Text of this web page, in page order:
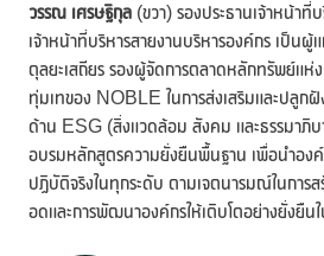
วรรณ เศรษฐิกุล (ขวา) รองประธานเจ้าหน้าที่
เจ้าหน้าที่บริหารสายงานบริหารองค์กร เป็น
ตุลยะเสถียร รองผู้จัดการตลาดหลักทรัพย์แห่
ทุ่มเทของ NOBLE ในการส่งเสริมและปลูกฝั
ด้าน ESG (สิ่งแวดล้อม สังคม และธรรมาภิบ
อบรมหลักสูตรความยั่งยืนพื้นฐาน เพื่อนำอง
ปฏิบัติจริงในทุกระดับ ตามเจตนารมณ์ในกา
อดและการพัฒนาองค์กรให้เติบโตอย่างยั่งยืนใ